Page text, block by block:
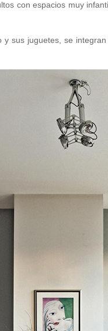
con espacios muy
y sus juguetes, se